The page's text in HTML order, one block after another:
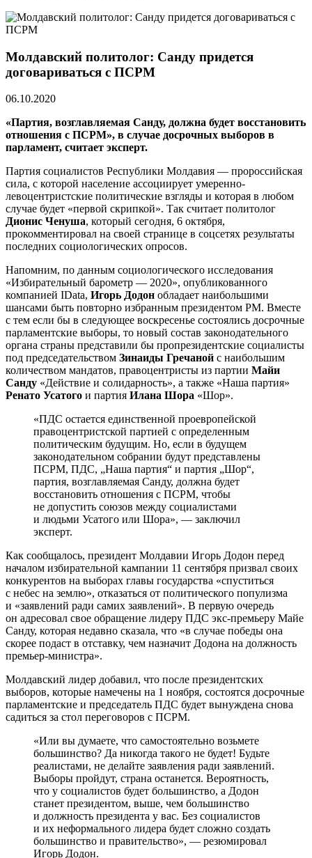
Молдавский политолог: Санду придется
договариваться с ПСРМ
06.10.2020
«Партия, возглавляемая Санду, должна будет восстановить
отношения с ПСРМ», в случае досрочных выборов в
парламент, считает эксперт.
Партия социалистов Республики Молдавия — пророссийская
сила, с которой население ассоциирует умеренно-
левоцентристские политические взгляды и которая в любом
случае будет «первой скрипкой». Так считает политолог
Дионис Ченуша, который сегодня, 6 октября,
прокомментировал на своей странице в соцсетях результаты
последних социологических опросов.
Напомним, по данным социологического исследования
«Избирательный барометр — 2020», опубликованного
компанией IData, Игорь Додон обладает наибольшими
шансами быть повторно избранным президентом РМ. Вместе
с тем если бы в следующее воскресенье состоялись досрочные
парламентские выборы, то новый состав законодательного
органа страны представили бы пропрезидентские социалисты
под председательством Зинаиды Гречаной с наибольшим
количеством мандатов, правоцентристы из партии Майи
Санду «Действие и солидарность», а также «Наша партия»
Ренато Усатого и партия Илана Шора «Шор».
«ПДС остается единственной проевропейской
правоцентристской партией с определенным
политическим будущим. Но, если в будущем
законодательном собрании будут представлены
ПСРМ, ПДС, „Наша партия“ и партия „Шор“,
партия, возглавляемая Санду, должна будет
восстановить отношения с ПСРМ, чтобы
не допустить союзов между социалистами
и людьми Усатого или Шора», — заключил
эксперт.
Как сообщалось, президент Молдавии Игорь Додон перед
началом избирательной кампании 11 сентября призвал своих
конкурентов на выборах главы государства «спуститься
с небес на землю», отказаться от политического популизма
и «заявлений ради самих заявлений». В первую очередь
он адресовал свое обращение лидеру ПДС экс-премьеру Майе
Санду, которая недавно сказала, что «в случае победы она
скорее подаст в отставку, чем назначит Додона на должность
премьер-министра».
Молдавский лидер добавил, что после президентских
выборов, которые намечены на 1 ноября, состоятся досрочные
парламентские и председатель ПДС будет вынуждена снова
садиться за стол переговоров с ПСРМ.
«Или вы думаете, что самостоятельно возьмете
большинство? Да никогда такого не будет! Будьте
реалистами, не делайте заявления ради заявлений.
Выборы пройдут, страна останется. Вероятность,
что у социалистов будет большинство, а Додон
станет президентом, выше, чем большинство
и должность президента у вас. Без социалистов
и их неформального лидера будет сложно создать
большинство и правительство», — резюмировал
Игорь Додон.